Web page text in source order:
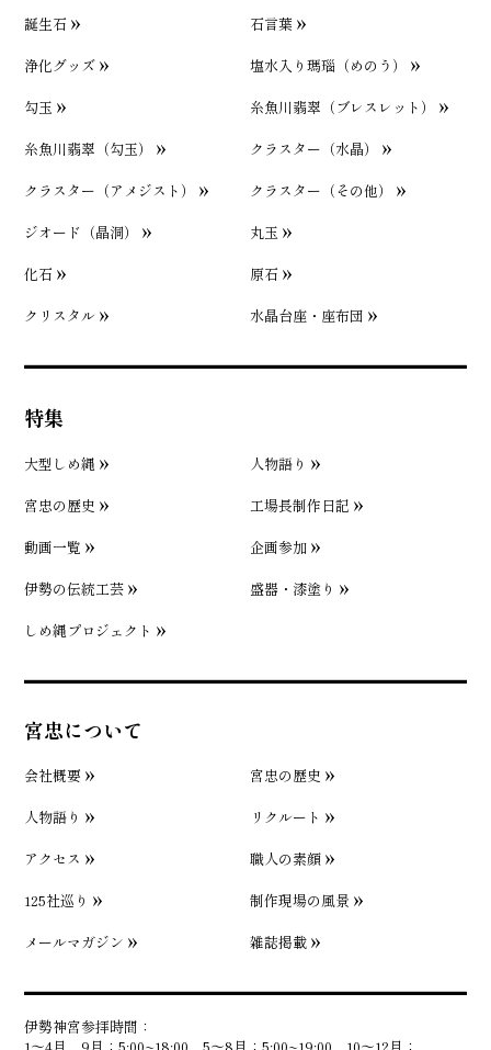
誕生石
石言葉
浄化グッズ
塩水入り瑪瑙（めのう）
勾玉
糸魚川翡翠（ブレスレット）
糸魚川翡翠（勾玉）
クラスター（水晶）
クラスター（アメジスト）
クラスター（その他）
ジオード（晶洞）
丸玉
化石
原石
クリスタル
水晶台座・座布団
特集
大型しめ縄
人物語り
宮忠の歴史
工場長制作日記
動画一覧
企画参加
伊勢の伝統工芸
盛器・漆塗り
しめ縄プロジェクト
宮忠について
会社概要
宮忠の歴史
人物語り
リクルート
アクセス
職人の素顔
125社巡り
制作現場の風景
メールマガジン
雑誌掲載
伊勢神宮参拝時間：